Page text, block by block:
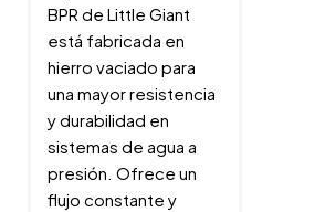
BPR de Little Giant
está fabricada en
hierro vaciado para
una mayor resistencia
y durabilidad en
sistemas de agua a
presión. Ofrece un
flujo constante y